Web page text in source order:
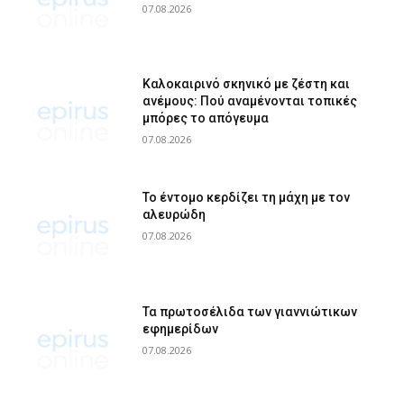
07.08.2026
Καλοκαιρινό σκηνικό με ζέστη και
ανέμους: Πού αναμένονται τοπικές
μπόρες το απόγευμα
07.08.2026
Το έντομο κερδίζει τη μάχη με τον
αλευρώδη
07.08.2026
Τα πρωτοσέλιδα των γιαννιώτικων
εφημερίδων
07.08.2026